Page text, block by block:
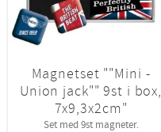
Magnetset ""Mini -
Union jack"" 9st i box,
7x9,3x2cm"
Set med 9st magneter.